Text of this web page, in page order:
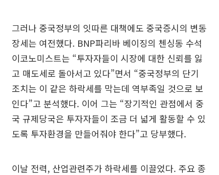
그러나 중국정부의 잇따른 대책에도 중국증시의 변동
장세는 여전했다. BNP파리바 베이징의 첸싱동 수석
이코노미스트는 “투자자들이 시장에 대한 신뢰를 잃
고 매도세로 돌아서고 있다”면서 “중국정부의 단기
조치는 이 같은 하락세를 막는데 역부족일 것으로 보
인다”고 분석했다. 이어 그는 “장기적인 관점에서 중
국 규제당국은 투자자들이 조금 더 넓게 활동할 수 있
도록 투자환경을 만들어줘야 한다”고 당부했다.
이날 전력, 산업관련주가 하락세를 이끌었다. 주요 종